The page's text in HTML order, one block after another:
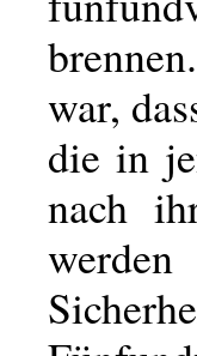
war,
die in
nach